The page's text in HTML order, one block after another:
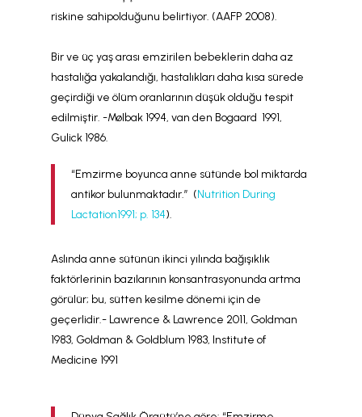
riskine sahipolduğunu belirtiyor. (AAFP 2008).
Bir ve üç yaş arası emzirilen bebeklerin daha az
hastalığa yakalandığı, hastalıkları daha kısa sürede
geçirdiği ve ölüm oranlarının düşük olduğu tespit
edilmiştir. -Mølbak 1994, van den Bogaard 1991,
Gulick 1986.
“Emzirme boyunca anne sütünde bol miktarda
antikor bulunmaktadır.” (Nutrition During
Lactation1991; p. 134).
Aslında anne sütünün ikinci yılında bağışıklık
faktörlerinin bazılarının konsantrasyonunda artma
görülür; bu, sütten kesilme dönemi için de
geçerlidir.- Lawrence & Lawrence 2011, Goldman
1983, Goldman & Goldblum 1983, Institute of
Medicine 1991